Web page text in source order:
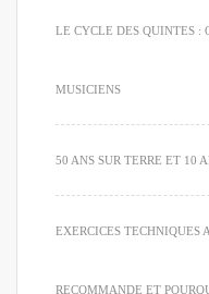
LE CYCLE DES QUINTES :
MUSICIENS
50 ANS SUR TERRE ET 10
EXERCICES TECHNIQUES
RECOMMANDE ET